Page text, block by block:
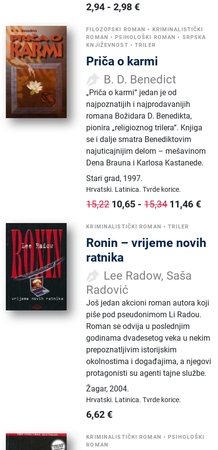
2,94 -2,98 €
FILOZOFSKI ROMAN •
KRIMINALISTIČKI
ROMAN • PSIHOLOŠKI ROMAN • SRPSKA
KNJIŽEVNOST •TRILER
Priča o karmi
B. D. Benedict
„Priča o karmi“ jedan je od
najpoznatijih i najprodavanijih
romana Božidara D. Benedikta,
pionira „religioznog trilera“. Knjiga
se i dalje smatra Benediktovim
najuticajnijim delom – mešavinom
Dena Brauna i Karlosa Kastanede.
Stari grad, 1997.
Hrvatski. Latinica.Tvrde korice.
15,22 10,65 -15,34 11,46 €
KRIMINALISTIČKI ROMAN •TRILER
Ronin – vrijeme novih
ratnika
Lee Radow, Saša
Radović
Još jedan akcioni roman autora koji
piše pod pseudonimom Li Radou.
Roman se odvija u poslednjim
godinama dvadesetog veka u nekim
prepoznatljivim istorijskim
okolnostima i događajima, a njegovi
protagonisti su agenti tajne službe.
Žagar,2004.
Hrvatski. Latinica.Tvrde korice.
6,62 €
KRIMINALISTIČKI ROMAN • PSIHOLOŠKI
ROMAN